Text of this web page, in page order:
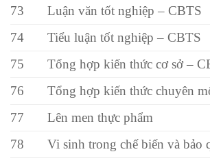
73
Luận văn tốt nghiệp – CBTS
74
Tiểu luận tốt nghiệp – CBTS
75
Tổng hợp kiến thức cơ sở –
76
Tổng hợp kiến thức chuyên
77
Lên men thực phẩm
78
Vi sinh trong chế biến và bảo